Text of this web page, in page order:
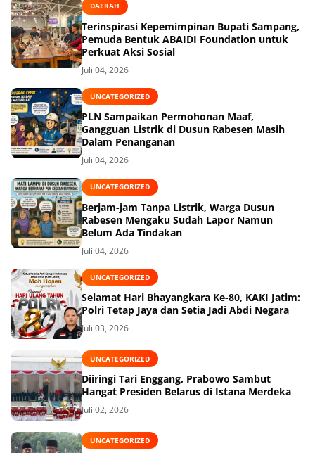
DAERAH
Terinspirasi Kepemimpinan Bupati Sampang,
Pemuda Bentuk ABAIDI Foundation untuk
Perkuat Aksi Sosial
Juli 04, 2026
UNCATEGORIZED
PLN Sampaikan Permohonan Maaf,
Gangguan Listrik di Dusun Rabesen Masih
Dalam Penanganan
Juli 04, 2026
UNCATEGORIZED
Berjam-jam Tanpa Listrik, Warga Dusun
Rabesen Mengaku Sudah Lapor Namun
Belum Ada Tindakan
Juli 04, 2026
UNCATEGORIZED
Selamat Hari Bhayangkara Ke-80, KAKI Jatim:
Polri Tetap Jaya dan Setia Jadi Abdi Negara
Juli 03, 2026
UNCATEGORIZED
Diiringi Tari Enggang, Prabowo Sambut
Hangat Presiden Belarus di Istana Merdeka
Juli 02, 2026
UNCATEGORIZED